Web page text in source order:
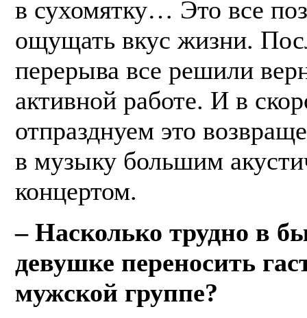
в сухомятку… Это все
ощущать вкус жизни.
перерыва все решили
активной работе. И в
отпразднуем это
в музыку большим
концертом.
– Насколько трудно в
девушке переносить
мужской группе?